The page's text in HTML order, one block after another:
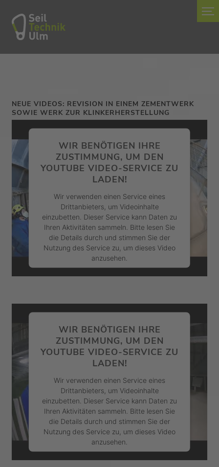
NEUE VIDEOS: REVISION IN EINEM ZEMENTWERK
SOWIE WERK ZUR KLINKERHERSTELLUNG
WIR BENÖTIGEN IHRE
ZUSTIMMUNG, UM DEN
YOUTUBE VIDEO-SERVICE ZU
LADEN!
Wir verwenden einen Service eines
Drittanbieters, um Videoinhalte
einzubetten. Dieser Service kann Daten zu
Ihren Aktivitäten sammeln. Bitte lesen Sie
die Details durch und stimmen Sie der
Nutzung des Service zu, um dieses Video
anzusehen.
powered byUsercentrics Consent
Management Platform
&eRecht24
WIR BENÖTIGEN IHRE
ZUSTIMMUNG, UM DEN
YOUTUBE VIDEO-SERVICE ZU
LADEN!
Wir verwenden einen Service eines
Drittanbieters, um Videoinhalte
einzubetten. Dieser Service kann Daten zu
Ihren Aktivitäten sammeln. Bitte lesen Sie
die Details durch und stimmen Sie der
Nutzung des Service zu, um dieses Video
anzusehen.